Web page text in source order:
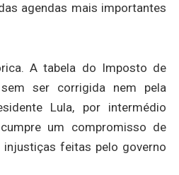
agendas mais importantes
A tabela do Imposto de
ser corrigida nem pela
Lula, por intermédio
um compromisso de
injustiças feitas pelo governo